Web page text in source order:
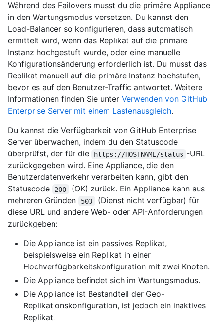
Während des Failovers musst du die primäre Appliance
in den Wartungsmodus versetzen. Du kannst den
Load-Balancer so konfigurieren, dass automatisch
ermittelt wird, wenn das Replikat auf die primäre
Instanz hochgestuft wurde, oder eine manuelle
Konfigurationsänderung erforderlich ist. Du musst das
Replikat manuell auf die primäre Instanz hochstufen,
bevor es auf den Benutzer-Traffic antwortet. Weitere
Informationen finden Sie unter Verwenden von GitHub
Enterprise Server mit einem Lastenausgleich.
Du kannst die Verfügbarkeit von GitHub Enterprise
Server überwachen, indem du den Statuscode
überprüfst, der für die
https://HOSTNAME/status -URL
zurückgegeben wird. Eine Appliance, die den
Benutzerdatenverkehr verarbeiten kann, gibt den
Statuscode
200
(OK) zurück. Ein Appliance kann aus
mehreren Gründen
503
(Dienst nicht verfügbar) für
diese URL und andere Web- oder API-Anforderungen
zurückgeben:
Die Appliance ist ein passives Replikat,
beispielsweise ein Replikat in einer
Hochverfügbarkeitskonfiguration mit zwei Knoten.
Die Appliance befindet sich im Wartungsmodus.
Die Appliance ist Bestandteil der Geo-
Replikationskonfiguration, ist jedoch ein inaktives
Replikat.